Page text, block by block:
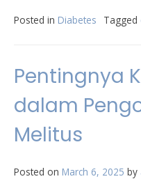
Posted in Diabetes Tagged
Pentingnya
dalam
Melitus
Posted on March 6, 2025 by